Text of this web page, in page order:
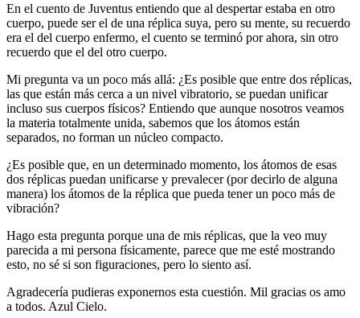
En el cuento de Juventus entiendo que al despertar estaba en otro
cuerpo, puede ser el de una réplica suya, pero su mente, su recuerdo
era el del cuerpo enfermo, el cuento se terminó por ahora, sin otro
recuerdo que el del otro cuerpo.
Mi pregunta va un poco más allá: ¿Es posible que entre dos réplicas,
las que están más cerca a un nivel vibratorio, se puedan unificar
incluso sus cuerpos físicos? Entiendo que aunque nosotros veamos
la materia totalmente unida, sabemos que los átomos están
separados, no forman un núcleo compacto.
¿Es posible que, en un determinado momento, los átomos de esas
dos réplicas puedan unificarse y prevalecer (por decirlo de alguna
manera) los átomos de la réplica que pueda tener un poco más de
vibración?
Hago esta pregunta porque una de mis réplicas, que la veo muy
parecida a mi persona físicamente, parece que me esté mostrando
esto, no sé si son figuraciones, pero lo siento así.
Agradecería pudieras exponernos esta cuestión. Mil gracias os amo
a todos. Azul Cielo.